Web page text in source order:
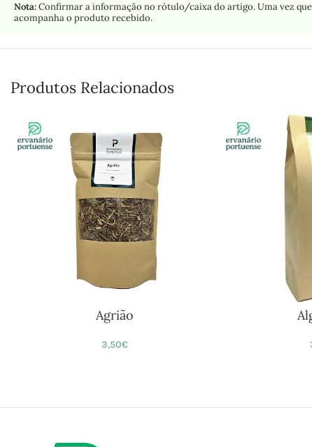
Nota:Confirmar a informação no rótulo/caixa do artigo. Uma vez
acompanha o produto recebido.
Produtos Relacionados
Agrião
3,50€